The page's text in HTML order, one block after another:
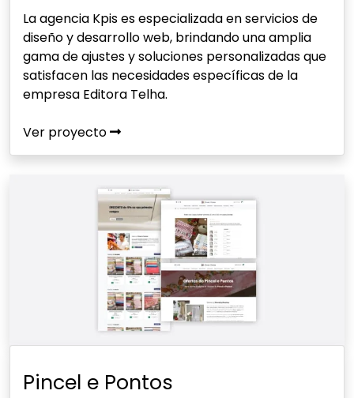
La agencia Kpis es especializada en servicios de
diseño y desarrollo web, brindando una amplia
gama de ajustes y soluciones personalizadas que
satisfacen las necesidades específicas de la
empresa Editora Telha.
Ver proyecto
Pincel e Pontos